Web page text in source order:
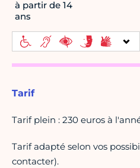
à partir de 14
ans
Tarif
Tarif plein : 230 euros à
Tarif adapté selon vos
contacter).